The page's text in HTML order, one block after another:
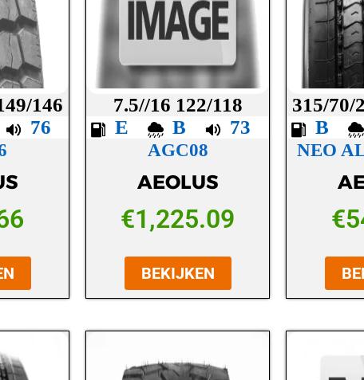
146
76
7.5//16 122/118
E
B 73
AGC08
AEOLUS
€1,225.09
BEKIJKEN
315/70/
B
NEO
€